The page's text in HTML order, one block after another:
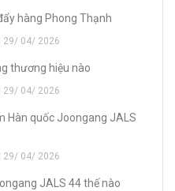
hàng Phong Thạnh
| 29/ 04/ 2026
thương hiệu nào
| 29/ 04/ 2026
Hàn quốc Joongang JALS
| 29/ 04/ 2026
JALS 44 thế nào